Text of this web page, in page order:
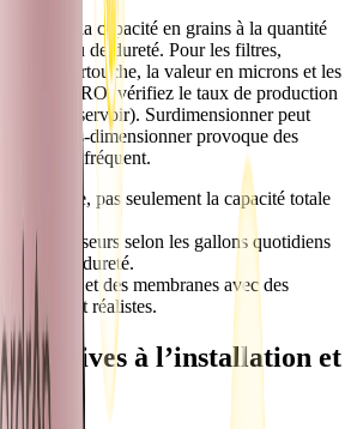
la capacité en grains à la quantité
au niveau de dureté. Pour les filtres,
de la cartouche, la valeur en microns et les
systèmes RO, vérifiez le taux de production
sans réservoir). Surdimensionner peut
mais sous-dimensionner provoque des
entretien fréquent.
service, pas seulement la capacité totale
adoucisseurs selon les gallons quotidiens
grains de dureté.
et des membranes avec des
réalistes.
relatives à l’installation et